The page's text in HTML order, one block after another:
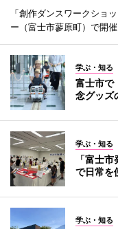
「創作ダンスワークショ
ー（富士市蓼原町）で開催
学ぶ・知る
富士市で
念グッズ
学ぶ・知る
「富士
で日常を
学ぶ・知る